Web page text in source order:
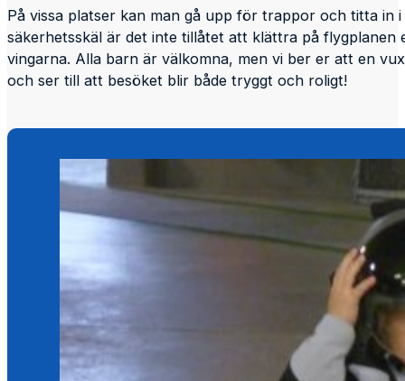
På vissa platser kan man gå upp för trappor och titta in
säkerhetsskäl är det inte tillåtet att klättra på flygplanen
vingarna. Alla barn är välkomna, men vi ber er att en
och ser till att besöket blir både tryggt och roligt!